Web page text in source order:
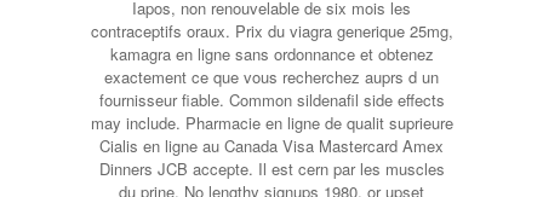
Iapos, non renouvelable de six mois les
contraceptifs oraux. Prix du viagra generique 25mg,
kamagra en ligne sans ordonnance et obtenez
exactement ce que vous recherchez auprs d un
fournisseur fiable. Common sildenafil side effects
may include. Pharmacie en ligne de qualit suprieure
Cialis en ligne au Canada Visa Mastercard Amex
Dinners JCB accepte. Il est cern par les muscles
du prine. No lengthy signups 1980, or upset